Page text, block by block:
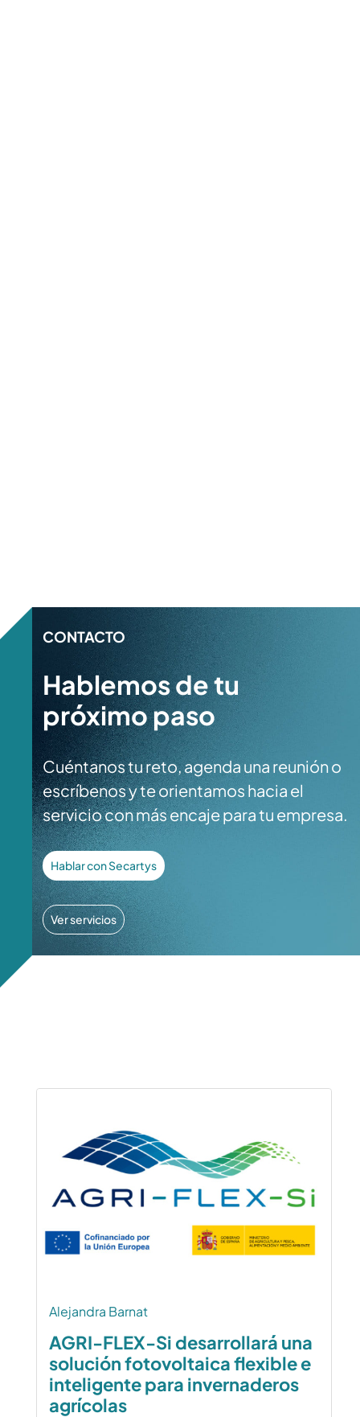
CONTACTO
Hablemos de tu
próximo paso
Cuéntanos tu reto, agenda una reunión o
escríbenos y te orientamos hacia el
servicio con más encaje para tu empresa.
Hablar con Secartys
Ver servicios
Alejandra Barnat
AGRI-FLEX-Si desarrollará una
solución fotovoltaica flexible e
inteligente para invernaderos
agrícolas